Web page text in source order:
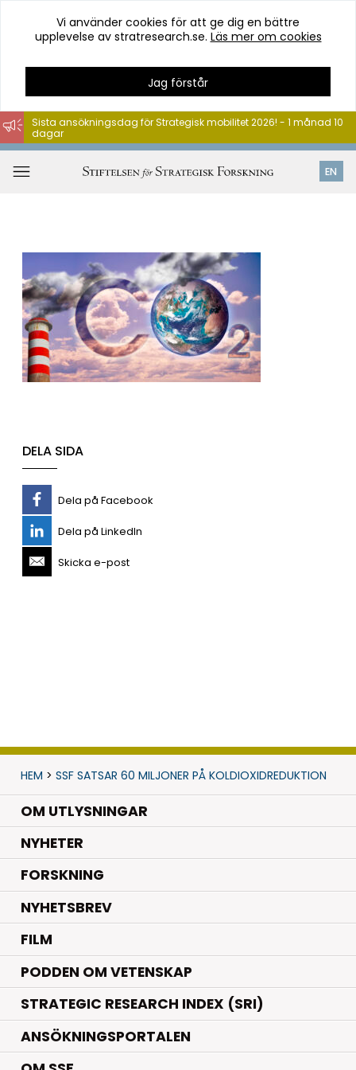
Hoppa
till
innehåll
Vi använder cookies för att ge dig en bättre
upplevelse av stratresearch.se. Läs mer om cookies
Jag förstår
EN
Sista ansökningsdag för Strategisk mobilitet 2026! - 1 månad 10
dagar
DELA SIDA
Dela på Facebook
Dela på LinkedIn
Skicka e-post
HEM > SSF SATSAR 60 MILJONER PÅ KOLDIOXIDREDUKTION
OM UTLYSNINGAR
NYHETER.
FORSKNING.
NYHETSBREV
FILM
PODDEN OM VETENSKAP
STRATEGIC RESEARCH INDEX (SRI)
ANSÖKNINGSPORTALEN